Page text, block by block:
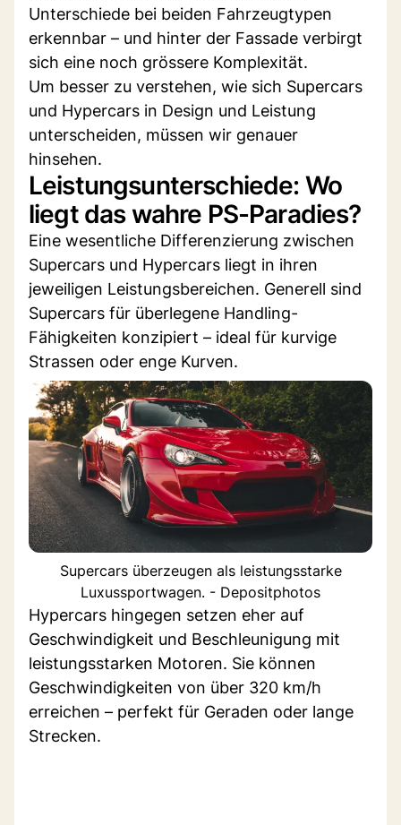
Unterschiede bei beiden Fahrzeugtypen
erkennbar – und hinter der Fassade verbirgt
sich eine noch grössere Komplexität.
Um besser zu verstehen, wie sich Supercars
und Hypercars in Design und Leistung
unterscheiden, müssen wir genauer
hinsehen.
Leistungsunterschiede: Wo
liegt das wahre PS-Paradies?
Eine wesentliche Differenzierung zwischen
Supercars und Hypercars liegt in ihren
jeweiligen Leistungsbereichen. Generell sind
Supercars für überlegene Handling-
Fähigkeiten konzipiert – ideal für kurvige
Strassen oder enge Kurven.
Supercars überzeugen als leistungsstarke
Luxussportwagen. - Depositphotos
Hypercars hingegen setzen eher auf
Geschwindigkeit und Beschleunigung mit
leistungsstarken Motoren. Sie können
Geschwindigkeiten von über 320 km/h
erreichen – perfekt für Geraden oder lange
Strecken.